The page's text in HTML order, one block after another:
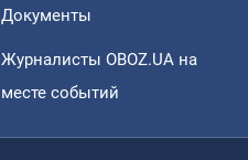
Документы
Журналисты OBOZ.UA на
месте событий